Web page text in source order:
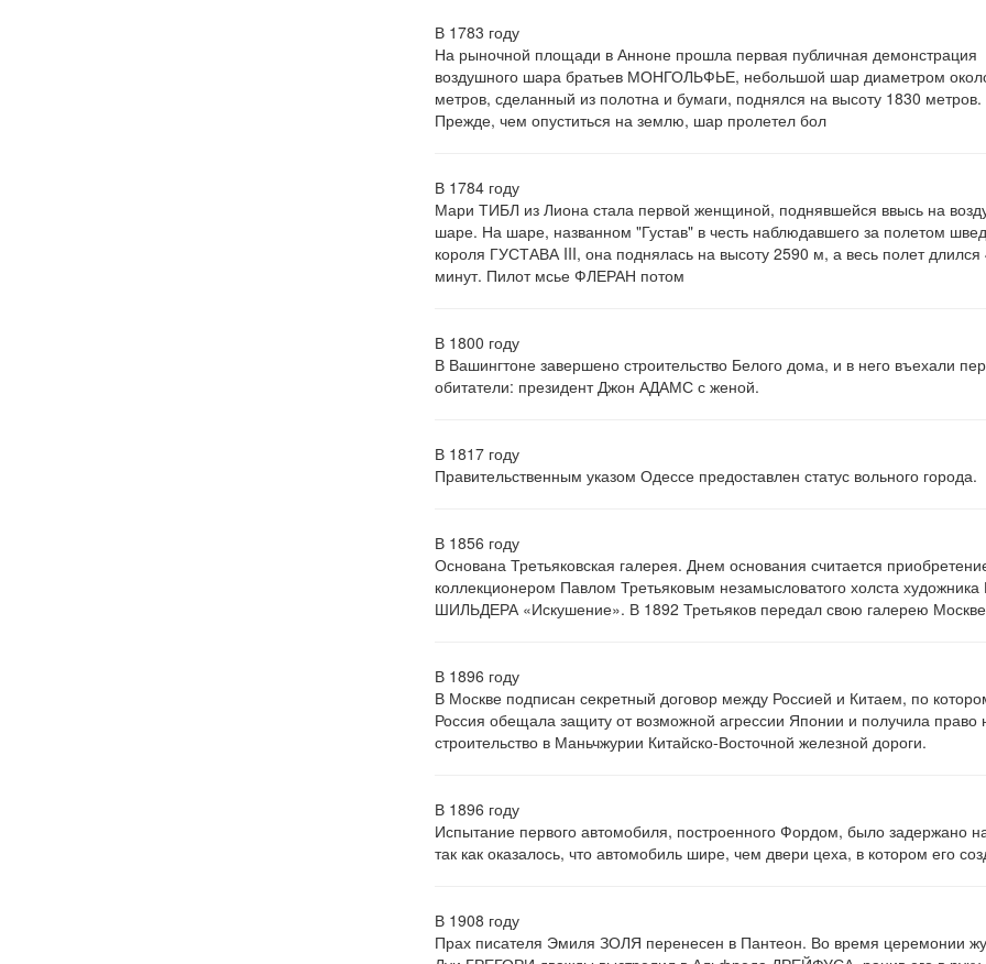
В 1783 году
На рыночной площади в Анноне прошла первая публичная демонстрация
воздушного шара братьев МОНГОЛЬФЬЕ, небольшой шар диаметром
метров, сделанный из полотна и бумаги, поднялся на высоту 1830 метров.
Прежде, чем опуститься на землю, шар пролетел бол
В 1784 году
Мари ТИБЛ из Лиона стала первой женщиной, поднявшейся ввысь на
шаре. На шаре, названном "Густав" в честь наблюдавшего за полетом
короля ГУСТАВА III, она поднялась на высоту 2590 м, а весь полет длился
минут. Пилот мсье ФЛЕРАН потом
В 1800 году
В Вашингтоне завершено строительство Белого дома, и в него въехали
обитатели: президент Джон АДАМС с женой.
В 1817 году
Правительственным указом Одессе предоставлен статус вольного города.
В 1856 году
Основана Третьяковская галерея. Днем основания считается
коллекционером Павлом Третьяковым незамысловатого холста художника
ШИЛЬДЕРА «Искушение». В 1892 Третьяков передал свою галерею
В 1896 году
В Москве подписан секретный договор между Россией и Китаем, по
Россия обещала защиту от возможной агрессии Японии и получила право
строительство в Маньчжурии Китайско-Восточной железной дороги.
В 1896 году
Испытание первого автомобиля, построенного Фордом, было задержано
так как оказалось, что автомобиль шире, чем двери цеха, в котором его
В 1908 году
Прах писателя Эмиля ЗОЛЯ перенесен в Пантеон. Во время церемонии